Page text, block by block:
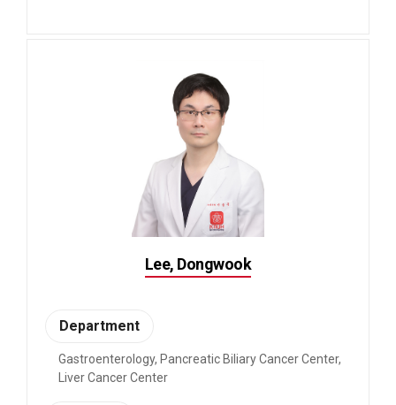
Lee, Dongwook
Department
Gastroenterology, Pancreatic Biliary Cancer Center,
Liver Cancer Center